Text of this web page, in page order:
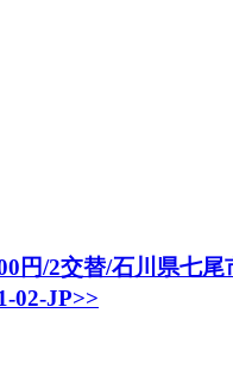
円/2交替/石川県七
02-JP>>